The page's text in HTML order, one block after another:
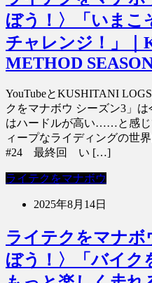
ぼう！〉「いまこ
チャレンジ！」｜
METHOD
YouTubeとKUSHITANI
クをマナボウ シーズン3」
はハードルが高い……と感じ
ィープなライディングの世
#24 最終回 い […]
ライテクをマナボウ
2025年8月14日
ライテクをマナボ
ぼう！〉「バイク